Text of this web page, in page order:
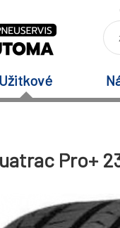
Užitkové
Pro+